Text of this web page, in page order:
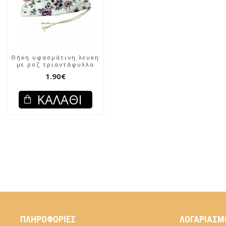
Θήκη υφασμάτινη λευκη
με ροζ τριαντάφυλλα
1.90€
ΚΑΛΆΘΙ
ΠΛΗΡΟΦΟΡΊΕΣ